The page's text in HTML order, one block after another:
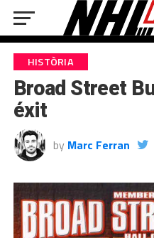
HISTÒRIA
Broad Street
éxit
by Marc Ferran